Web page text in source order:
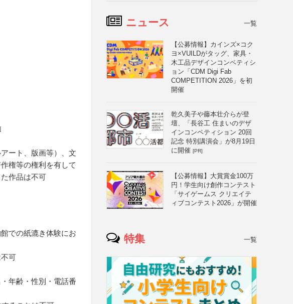
ート、版画等）、文
権等の権利を有して
作品は不可
での紙漉き体験にお
可
年齢・性別・電話番
ニュース 一覧
【公募情報】カインズ×コク
ヨ×VUILDがタッグ、家具・
木工品デザインコンペティシ
ョン「CDM Digi Fab
COMPETITION 2026」を初
開催
乾久美子や藤本壮介らが登
壇、「長谷工 住まいのデザ
インコンペティション 20回
記念 特別講演会」が8月19日
に開催 [PR]
【公募情報】大賞賞金100万
円！学生向け創作コンテスト
「サイゲームス クリエイテ
ィブコンテスト2026」が開催
特集 一覧